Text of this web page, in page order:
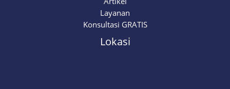
Layanan
Konsultasi GRATIS
Lokasi